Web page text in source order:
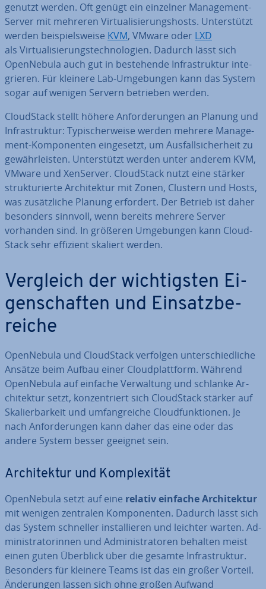
genutzt werden. Oft genügt ein einzelner Ma­nage­ment-
Server mit mehreren Vir­tua­li­sie­rungs­hosts. Un­ter­stützt
werden bei­spiels­wei­se KVM, VMware oder LXD
als Vir­tua­li­sie­rungs­tech­no­lo­gien. Dadurch lässt sich
Open­Ne­bu­la auch gut in be­stehen­de In­fra­struk­tur in­te­
grie­ren. Für kleinere Lab-Um­ge­bun­gen kann das System
sogar auf wenigen Servern betrieben werden.
Cloud­Stack stellt höhere An­for­de­run­gen an Planung und
In­fra­struk­tur: Ty­pi­scher­wei­se werden mehrere Ma­nage­
ment-Kom­po­nen­ten ein­ge­setzt, um Aus­fall­si­cher­heit zu
ge­währ­leis­ten. Un­ter­stützt werden unter anderem KVM,
VMware und XenServer. Cloud­Stack nutzt eine stärker
struk­tu­rier­te Ar­chi­tek­tur mit Zonen, Clustern und Hosts,
was zu­sätz­li­che Planung erfordert. Der Betrieb ist daher
besonders sinnvoll, wenn bereits mehrere Server
vorhanden sind. In größeren Um­ge­bun­gen kann Cloud­
Stack sehr effizient skaliert werden.
Vergleich der wich­tigs­ten Ei­
gen­schaf­ten und Ein­satz­be­
rei­che
Open­Ne­bu­la und Cloud­Stack verfolgen un­ter­schied­li­che
Ansätze beim Aufbau einer Cloud­platt­form. Während
Open­Ne­bu­la auf einfache Ver­wal­tung und schlanke Ar­
chi­tek­tur setzt, kon­zen­triert sich Cloud­Stack stärker auf
Ska­lier­bar­keit und um­fang­rei­che Cloud­funk­tio­nen. Je
nach An­for­de­run­gen kann daher das eine oder das
andere System besser geeignet sein.
Ar­chi­tek­tur und Kom­ple­xi­tät
Open­Ne­bu­la setzt auf eine relativ einfache Ar­chi­tek­tur
mit wenigen zentralen Kom­po­nen­ten. Dadurch lässt sich
das System schneller in­stal­lie­ren und leichter warten. Ad­
mi­nis­tra­to­rin­nen und Ad­mi­nis­tra­to­ren behalten meist
einen guten Überblick über die gesamte In­fra­struk­tur.
Besonders für kleinere Teams ist das ein großer Vorteil.
Än­de­run­gen lassen sich ohne großen Aufwand